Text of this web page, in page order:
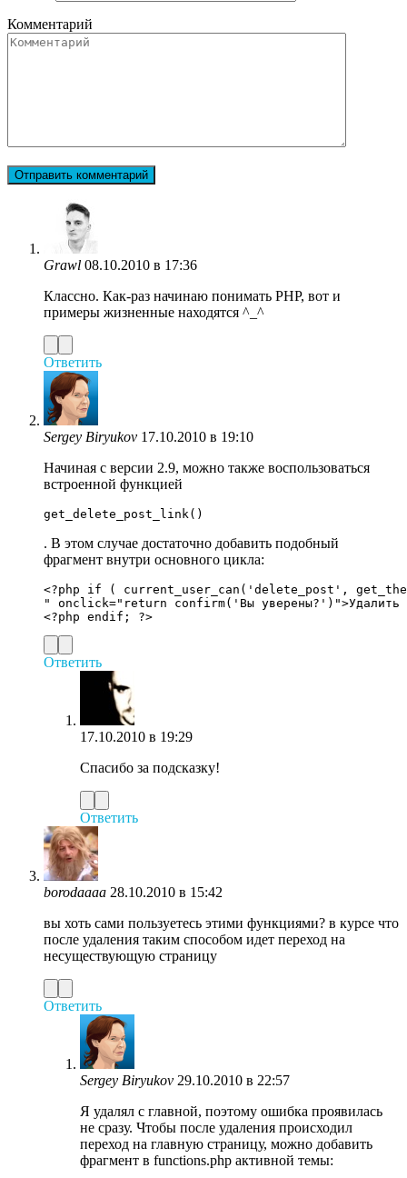
Комментарий
Grawl 08.10.2010 в 17:36
Классно. Как-раз начинаю понимать PHP, вот и
примеры жизненные находятся ^_^
Ответить
Sergey Biryukov 17.10.2010 в 19:10
Начиная с версии 2.9, можно также воспользоваться
встроенной функцией
get_delete_post_link()
. В этом случае достаточно добавить подобный
фрагмент внутри основного цикла:
<?php if ( current_user_can('delete_post',
" onclick="return confirm('Вы уверены?')">Удалить
Ответить
17.10.2010 в 19:29
Спасибо за подсказку!
Ответить
borodaaaa 28.10.2010 в 15:42
вы хоть сами пользуетесь этими функциями? в курсе что
после удаления таким способом идет переход на
несуществующую страницу
Ответить
Sergey Biryukov 29.10.2010 в 22:57
Я удалял с главной, поэтому ошибка проявилась
не сразу. Чтобы после удаления происходил
переход на главную страницу, можно добавить
фрагмент в functions.php активной темы: